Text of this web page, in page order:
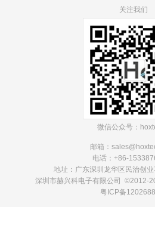
关注我们
微信公众号：
邮箱：
电话：+86-
地址：广东深圳龙华区民治创
深圳市赫兴科电子有限公司 ©2012-
粤ICP备